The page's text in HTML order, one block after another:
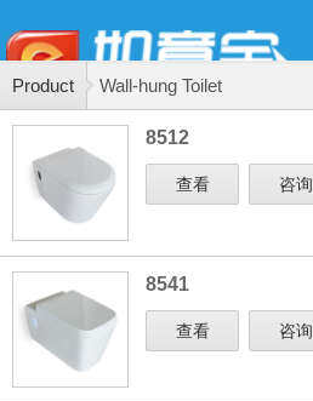
Product Wall-hung Toilet
8512
查看 咨询
8541
查看 咨询